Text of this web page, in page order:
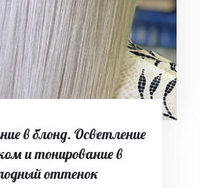
в блонд. Осветление
и тонирование в
оттенок